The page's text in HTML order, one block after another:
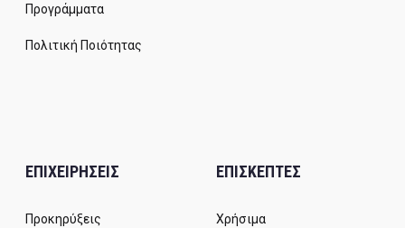
Προγράμματα
Πολιτική Ποιότητας
ΕΠΙΧΕΙΡΗΣΕΙΣ
Προκηρύξεις
ΕΠΙΣΚΕΠΤΕΣ
Χρήσιμα